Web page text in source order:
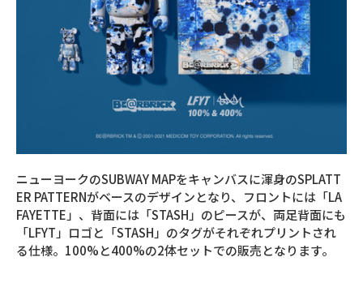
ニューヨークのSUBWAY MAPをキャンバスに渾身のSPLATT
ER PATTERNがベースのデザインとなり、フロントには「LA
FAYETTE」、背面には「STASH」のピースが、両足背面にも
「LFYT」ロゴと「STASH」のタグがそれぞれプリントされ
る仕様。100%と400%の2体セットでの販売となります。